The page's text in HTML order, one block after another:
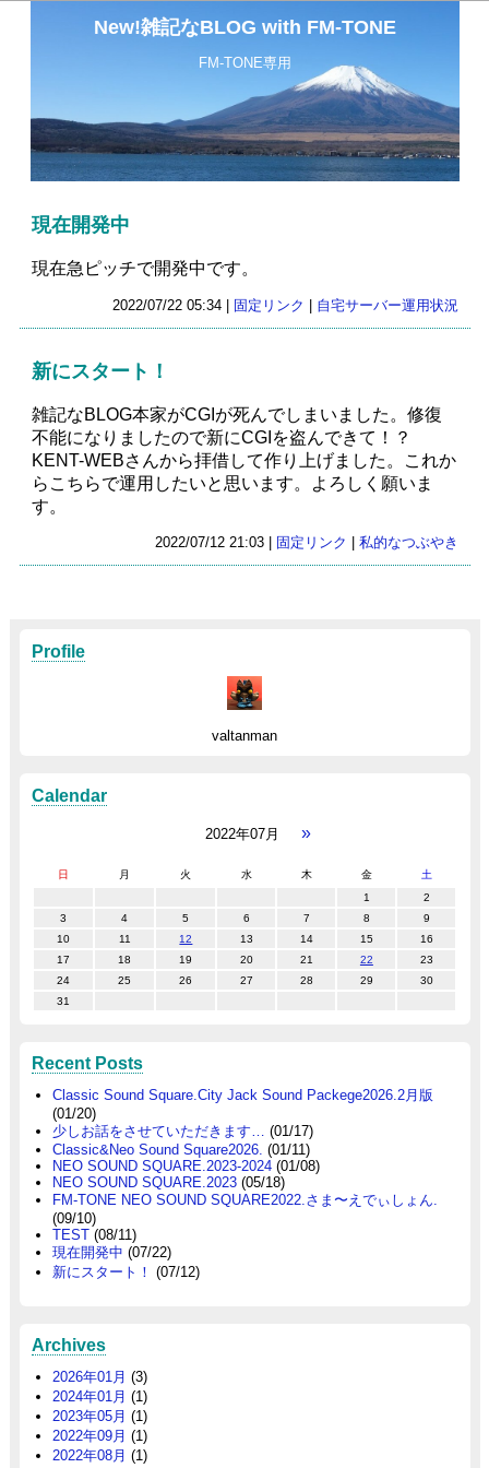
New!雑記なBLOG with FM-TONE
FM-TONE専用
現在開発中
現在急ピッチで開発中です。
2022/07/22 05:34 | 固定リンク | 自宅サーバー運用状況
新にスタート！
雑記なBLOG本家がCGIが死んでしまいました。修復
不能になりましたので新にCGIを盗んできて！？
KENT-WEBさんから拝借して作り上げました。これか
らこちらで運用したいと思います。よろしく願いま
す。
2022/07/12 21:03 | 固定リンク 私的なつぶやき
Profile
valtanman
Calendar
2022年07月 »
日 月 火 水 木 金
土
1
2
3
4 5 6 7 8
9
10
11 12 13 14 15
16
17
18 19 20 21 22
23
24
25 26 27 28 29
30
31
Recent Posts
Classic Sound Square.City Jack Sound Packege2026.2月版
(01/20)
少しお話をさせていただきます…
(01/17)
Classic&Neo Sound Square2026. (01/11)
NEO SOUND SQUARE.2023-2024 (01/08)
NEO SOUND SQUARE.2023 (05/18)
FM-TONE NEO SOUND SQUARE2022.さま〜えでぃしょん.
(09/10)
TEST (08/11)
現在開発中 (07/22)
新にスタート！ (07/12)
Archives
2026年01月 (3)
2024年01月 (1)
2023年05月 (1)
2022年09月 (1)
2022年08月 (1)